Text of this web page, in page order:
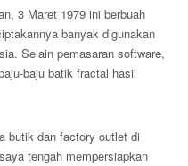
3 Maret 1979 ini berbuah
banyak digunakan
Selain pemasaran software,
baju batik fractal hasil
butik dan factory outlet di
tengah mempersiapkan